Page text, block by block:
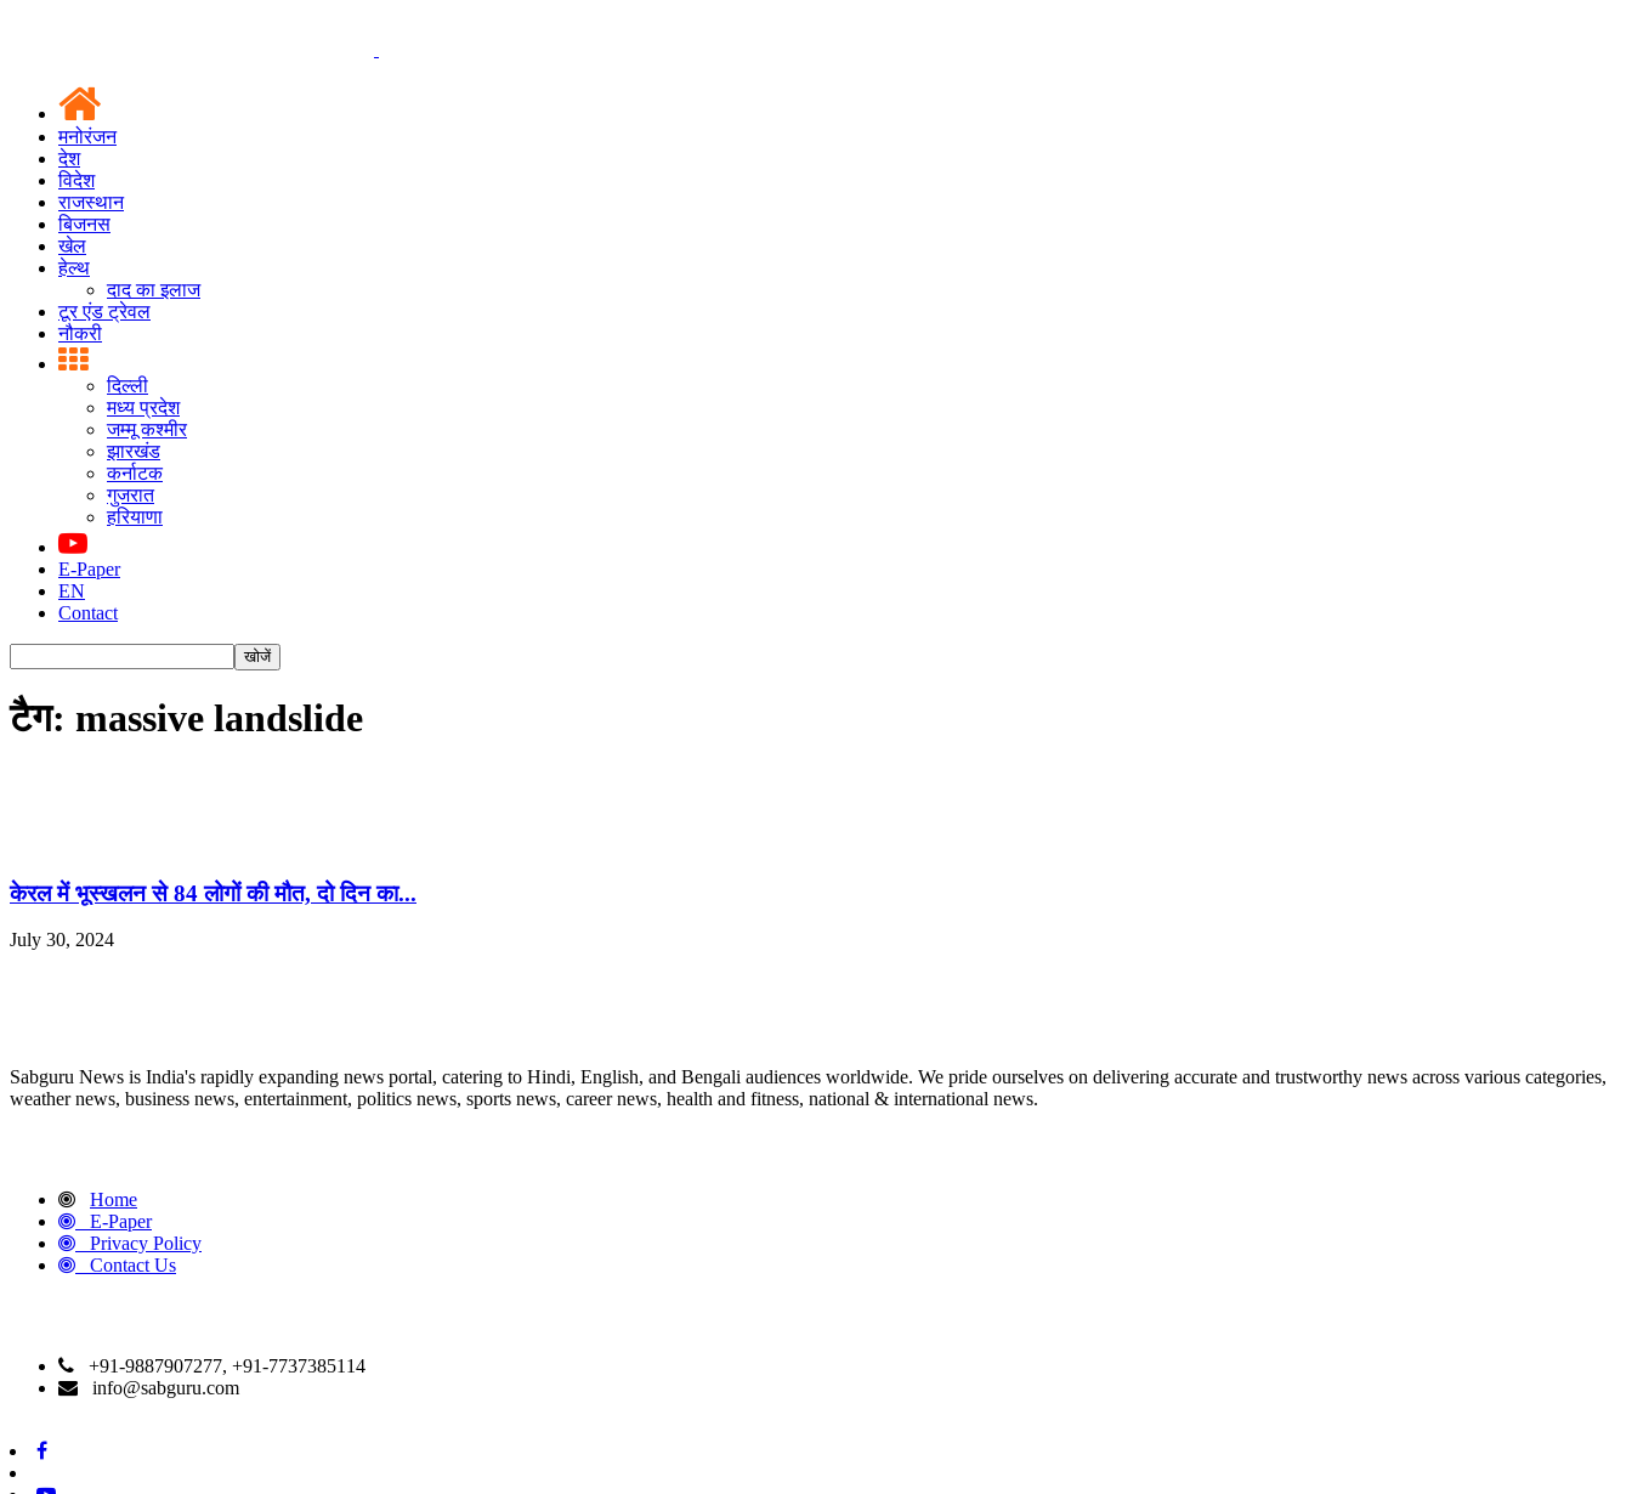
मनोरंजन
देश
विदेश
राजस्थान
बिजनस
खेल
हेल्थ
दाद का इलाज
टूर एंड ट्रेवल
नौकरी
दिल्ली
मध्य प्रदेश
जम्मू कश्मीर
झारखंड
कर्नाटक
गुजरात
हरियाणा
E-Paper
EN
Contact
टैग: massive landslide
केरल में भूस्खलन से 84 लोगों की मौत, दो दिन का...
July 30, 2024
Sabguru News is India's rapidly expanding news portal, catering to Hindi, English, and Bengali audiences worldwide. We pride ourselves on delivering accurate and trustworthy news across various categories,
weather news, business news, entertainment, politics news, sports news, career news, health and fitness, national & international news.
Home
E-Paper
Privacy Policy
Contact Us
+91-9887907277, +91-7737385114
info@sabguru.com